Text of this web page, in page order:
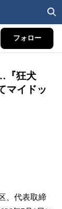
フォロー
『狂犬
マイドッ
、代表取締